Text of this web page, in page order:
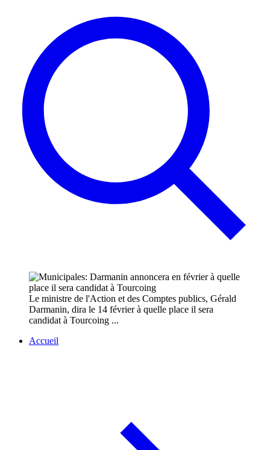
Le ministre de l'Action et des Comptes publics, Gérald
Darmanin, dira le 14 février à quelle place il sera
candidat à Tourcoing ...
Accueil